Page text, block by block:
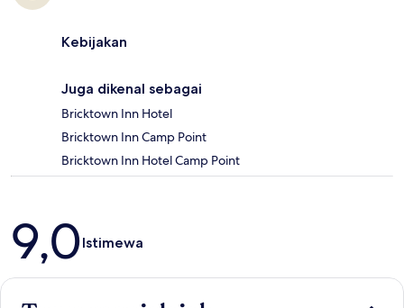
Kebijakan
Juga dikenal sebagai
Bricktown Inn Hotel
Bricktown Inn Camp Point
Bricktown Inn Hotel Camp Point
Ulasan
9,0Istimewa